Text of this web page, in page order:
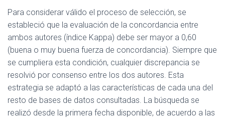
Para considerar válido el proceso de selección, se
estableció que la evaluación de la concordancia entre
ambos autores (índice Kappa) debe ser mayor a 0,60
(buena o muy buena fuerza de concordancia). Siempre que
se cumpliera esta condición, cualquier discrepancia se
resolvió por consenso entre los dos autores. Esta
estrategia se adaptó a las características de cada una del
resto de bases de datos consultadas. La búsqueda se
realizó desde la primera fecha disponible, de acuerdo a las